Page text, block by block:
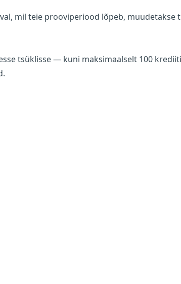
mil teie prooviperiood lõpeb,
tsüklisse — kuni maksimaalselt 100